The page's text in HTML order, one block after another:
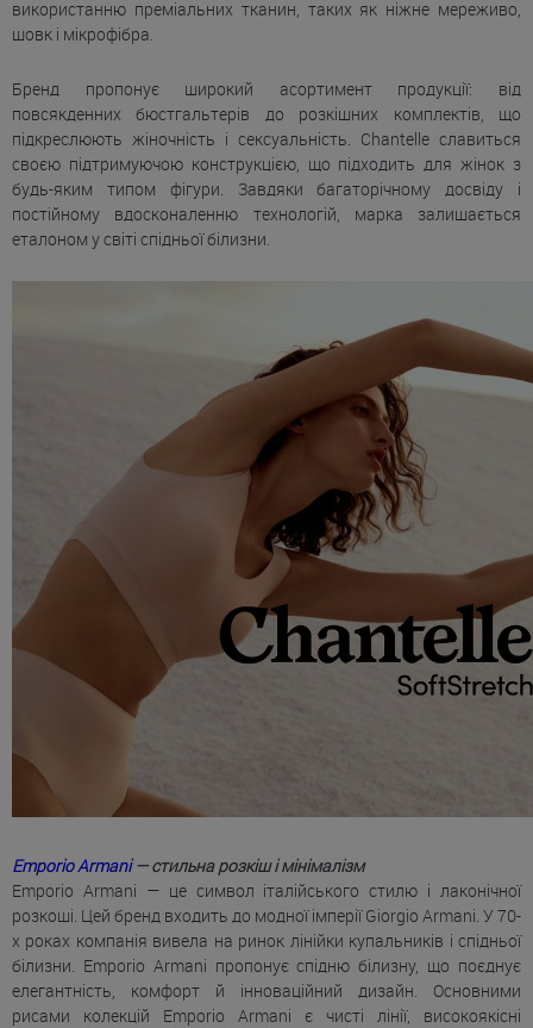
використанню преміальних тканин, таких як ніжне мереживо,
шовк і мікрофібра.
Бренд пропонує широкий асортимент продукції: від
повсякденних бюстгальтерів до розкішних комплектів, що
підкреслюють жіночність і сексуальність. Chantelle славиться
своєю підтримуючою конструкцією, що підходить для жінок з
будь-яким типом фігури. Завдяки багаторічному досвіду і
постійному вдосконаленню технологій, марка залишається
еталоном у світі спідньої білизни.
Emporio Armani— стильна розкіш і мінімалізм
Emporio Armani — це символ італійського стилю і лаконічної
розкоші. Цей бренд входить до модної імперії Giorgio Armani. У 70-
х роках компанія вивела на ринок лінійки купальників і спідньої
білизни. Emporio Armani пропонує спідню білизну, що поєднує
елегантність, комфорт й інноваційний дизайн. Основними
рисами колекцій Emporio Armani є чисті лінії, високоякісні